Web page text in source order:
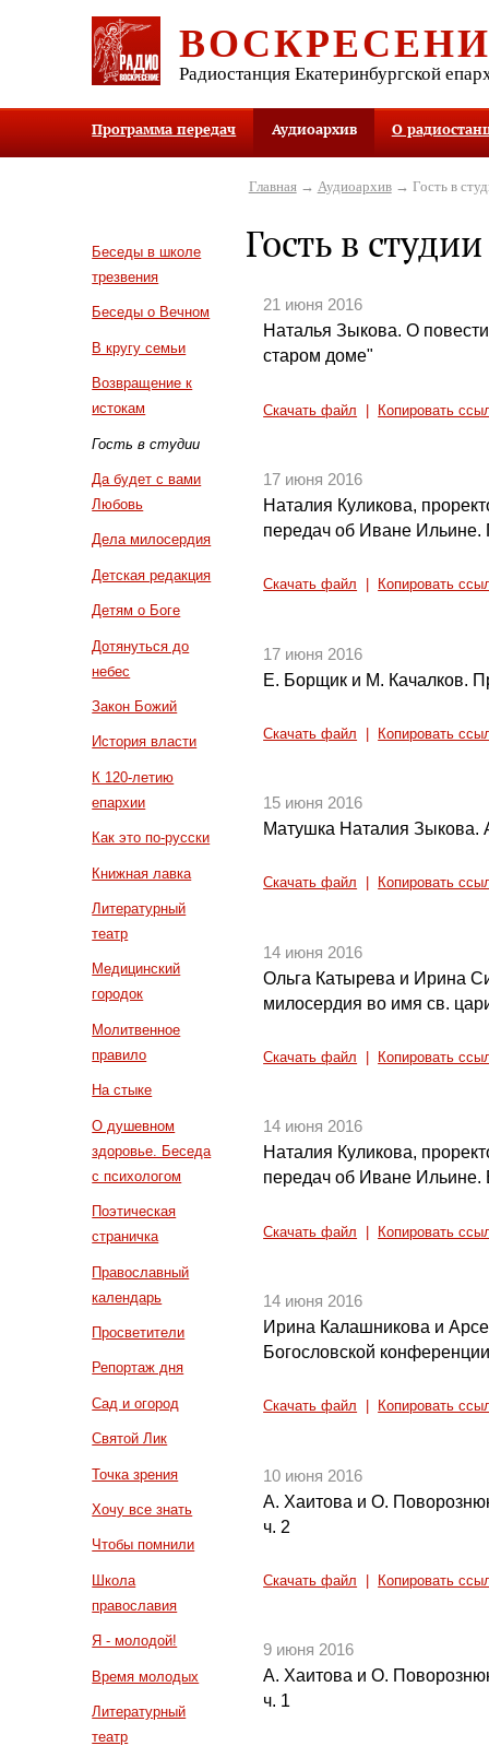
Радиостанция Екатеринбургской
Программа передач Аудиоархив О
Беседы в школе
трезвения
Беседы о Вечном
В кругу семьи
Возвращение к
истокам
Гость в студии
Да будет с вами
Любовь
Дела милосердия
Детская редакция
Детям о Боге
Дотянуться до
небес
Закон Божий
История власти
К 120-летию
епархии
Как это по-русски
Книжная лавка
Литературный
театр
Медицинский
городок
Молитвенное
правило
На стыке
О душевном
здоровье. Беседа
с психологом
Поэтическая
страничка
Православный
календарь
Просветители
Репортаж дня
Сад и огород
Святой Лик
Точка зрения
Хочу все знать
Чтобы помнили
Школа
православия
Я - молодой!
Время молодых
Литературный
театр
Главная→ Аудиоархив→ Гость в
Гость в студии
21 июня 2016
Наталья Зыкова. О
старом доме"
Скачать файл Копировать
17 июня 2016
Наталия Куликова,
передач об Иване Ильине.
Скачать файл Копировать
17 июня 2016
Е. Борщик и М. Качалков.
Скачать файл Копировать
15 июня 2016
Матушка Наталия Зыкова.
Скачать файл Копировать
14 июня 2016
Ольга Катырева и Ирина
милосердия во имя св.
Скачать файл Копировать
14 июня 2016
Наталия Куликова,
передач об Иване Ильине.
Скачать файл Копировать
14 июня 2016
Ирина Калашникова и
Богословской
Скачать файл Копировать
10 июня 2016
А. Хаитова и О.
ч. 2
Скачать файл Копировать
9 июня 2016
А. Хаитова и О.
ч. 1